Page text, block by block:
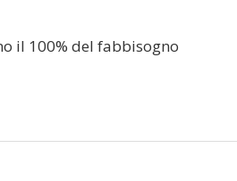
il 100% del fabbisogno